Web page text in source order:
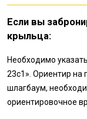
Если вы
крыльца:
Необходимо
23с1». Ориентир
шлагбаум,
ориентировочное